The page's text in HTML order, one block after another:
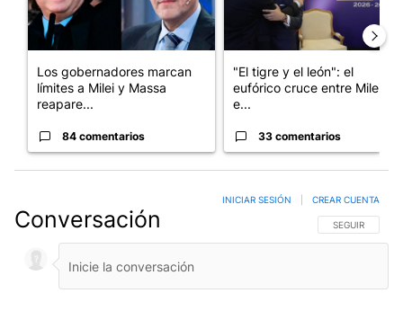
Los gobernadores marcan
límites a Milei y Massa
reapare...
84 comentarios
"El tigre y el león": el
eufórico cruce entre Milei y
e...
33 comentarios
Conversación SIGA ESTA
SEGUIR
INICIAR SESIÓN CREAR CUENTA